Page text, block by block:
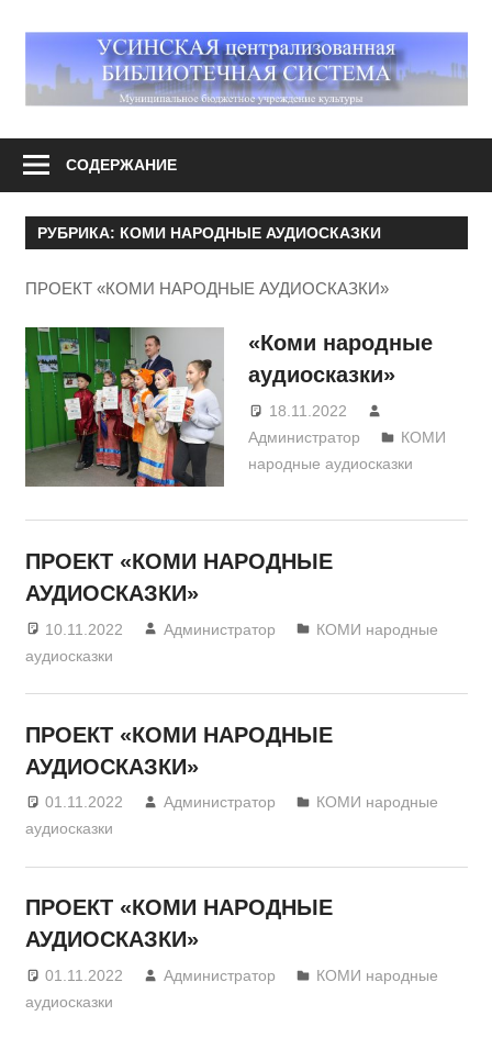
содержимому
централизованная
система
СОДЕРЖАНИЕ
РУБРИКА: КОМИ НАРОДНЫЕ АУДИОСКАЗКИ
ПРОЕКТ «КОМИ НАРОДНЫЕ АУДИОСКАЗКИ»
«Коми народные
аудиосказки»
18.11.2022
Администратор
КОМИ
народные аудиосказки
ПРОЕКТ «КОМИ НАРОДНЫЕ
АУДИОСКАЗКИ»
10.11.2022 Администратор
КОМИ народные
аудиосказки
ПРОЕКТ «КОМИ НАРОДНЫЕ
АУДИОСКАЗКИ»
01.11.2022 Администратор
КОМИ народные
аудиосказки
ПРОЕКТ «КОМИ НАРОДНЫЕ
АУДИОСКАЗКИ»
01.11.2022 Администратор
КОМИ народные
аудиосказки